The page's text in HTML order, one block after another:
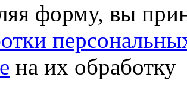
форму, вы
на их обработку